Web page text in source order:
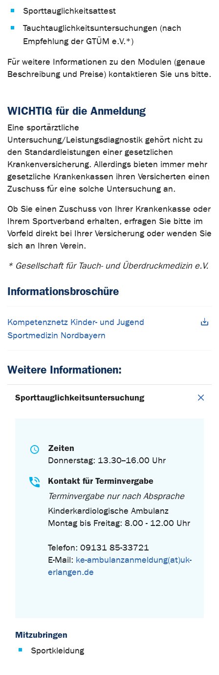
Sporttauglichkeitsattest
Tauchtauglichkeitsuntersuchungen (nach
Empfehlung der GTÜM e.V.*)
Für weitere Informationen zu den Modulen (genaue
Beschreibung und Preise) kontaktieren Sie uns bitte.
WICHTIG für die Anmeldung
Eine sportärztliche
Untersuchung/Leistungsdiagnostik gehört nicht zu
den Standardleistungen einer gesetzlichen
Krankenversicherung. Allerdings bieten immer mehr
gesetzliche Krankenkassen ihren Versicherten einen
Zuschuss für eine solche Untersuchung an.
Ob Sie einen Zuschuss von Ihrer Krankenkasse oder
Ihrem Sportverband erhalten, erfragen Sie bitte im
Vorfeld direkt bei Ihrer Versicherung oder wenden Sie
sich an Ihren Verein.
* Gesellschaft für Tauch- und Überdruckmedizin e.V.
Informationsbroschüre
Kompetenznetz Kinder- und Jugend
Sportmedizin Nordbayern
Weitere Informationen:
Sporttauglichkeitsuntersuchung
Zeiten
Donnerstag: 13.30--16.00 Uhr
Kontakt für Terminvergabe
Terminvergabe nur nach Absprache
Kinderkardiologische Ambulanz
Montag bis Freitag: 8.00 - 12.00 Uhr
Telefon: 09131 85-33721
E-Mail: ke-ambulanzanmeldung(at)uk-
erlangen.de
Mitzubringen
Sportkleidung